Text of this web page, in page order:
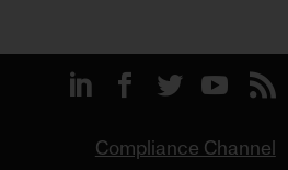
Compliance Channel